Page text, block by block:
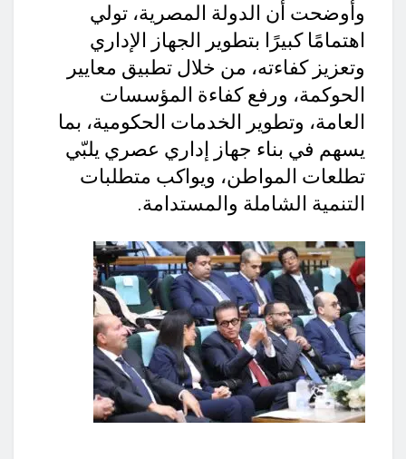
وأوضحت أن الدولة المصرية، تولي
اهتمامًا كبيرًا بتطوير الجهاز الإداري
وتعزيز كفاءته، من خلال تطبيق معايير
الحوكمة، ورفع كفاءة المؤسسات
العامة، وتطوير الخدمات الحكومية، بما
يسهم في بناء جهاز إداري عصري يلبّي
تطلعات المواطن، ويواكب متطلبات
التنمية الشاملة والمستدامة.